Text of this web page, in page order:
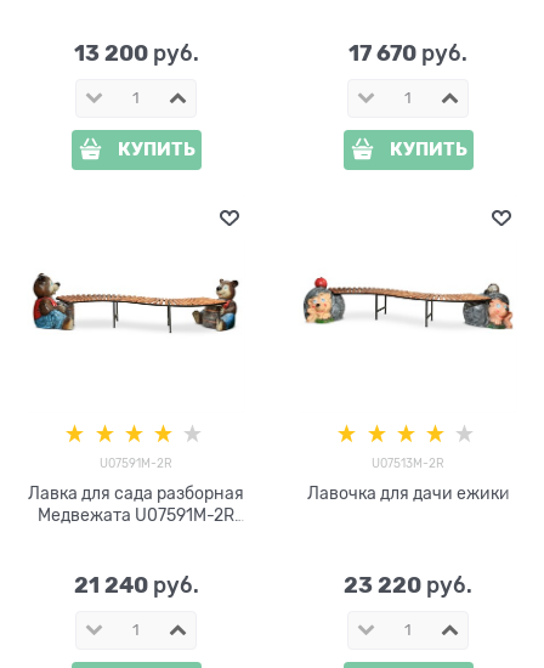
13 200 руб.
КУПИТЬ
17 670 руб.
КУПИТЬ
U07591M-2R
Лавка для сада разборная
Медвежата U07591M-2R
21 240 руб.
U07513M-2R
Лавочка для дачи ежики
23 220 руб.